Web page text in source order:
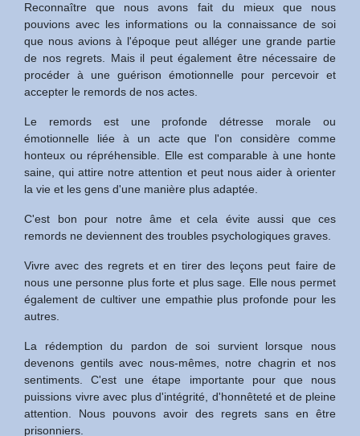
Reconnaître que nous avons fait du mieux que nous
pouvions avec les informations ou la connaissance de soi
que nous avions à l'époque peut alléger une grande partie
de nos regrets. Mais il peut également être nécessaire de
procéder à une guérison émotionnelle pour percevoir et
accepter le remords de nos actes.
Le remords est une profonde détresse morale ou
émotionnelle liée à un acte que l'on considère comme
honteux ou répréhensible. Elle est comparable à une honte
saine, qui attire notre attention et peut nous aider à orienter
la vie et les gens d'une manière plus adaptée.
C'est bon pour notre âme et cela évite aussi que ces
remords ne deviennent des troubles psychologiques graves.
Vivre avec des regrets et en tirer des leçons peut faire de
nous une personne plus forte et plus sage. Elle nous permet
également de cultiver une empathie plus profonde pour les
autres.
La rédemption du pardon de soi survient lorsque nous
devenons gentils avec nous-mêmes, notre chagrin et nos
sentiments. C'est une étape importante pour que nous
puissions vivre avec plus d'intégrité, d'honnêteté et de pleine
attention. Nous pouvons avoir des regrets sans en être
prisonniers.